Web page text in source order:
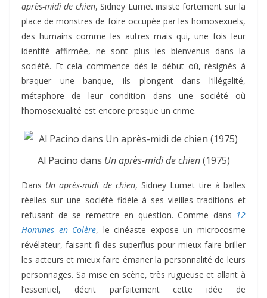
après-midi de chien, Sidney Lumet insiste fortement sur la
place de monstres de foire occupée par les homosexuels,
des humains comme les autres mais qui, une fois leur
identité affirmée, ne sont plus les bienvenus dans la
société. Et cela commence dès le début où, résignés à
braquer une banque, ils plongent dans l’illégalité,
métaphore de leur condition dans une société où
l’homosexualité est encore presque un crime.
Al Pacino dans Un après-midi de chien(1975)
Dans Un après-midi de chien, Sidney Lumet tire à balles
réelles sur une société fidèle à ses vieilles traditions et
refusant de se remettre en question. Comme dans 12
Hommes en Colère, le cinéaste expose un microcosme
révélateur, faisant fi des superflus pour mieux faire briller
les acteurs et mieux faire émaner la personnalité de leurs
personnages. Sa mise en scène, très rugueuse et allant à
l’essentiel, décrit parfaitement cette idée de